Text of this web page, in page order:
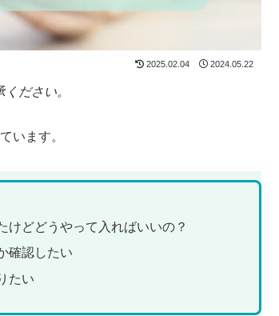
2025.02.04 2024.05.22
ださい。
います。
けどどうやって入ればいいの？
確認したい
たい